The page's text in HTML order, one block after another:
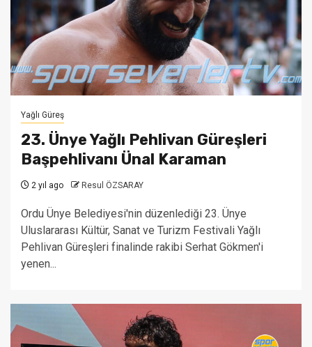
Yağlı Güreş
23. Ünye Yağlı Pehlivan Güreşleri
Başpehlivanı Ünal Karaman
2 yıl ago Resul ÖZSARAY
Ordu Ünye Belediyesi'nin düzenlediği 23. Ünye
Uluslararası Kültür, Sanat ve Turizm Festivali Yağlı
Pehlivan Güreşleri finalinde rakibi Serhat Gökmen'i
yenen...